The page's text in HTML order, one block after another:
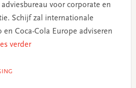
voor corporate en
Schijf zal internationale
en Coca-Cola Europe adviseren
verder